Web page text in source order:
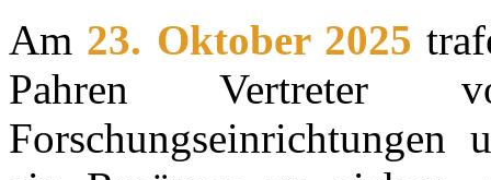
Am 23. Oktober 2025
Pahren Vertreter